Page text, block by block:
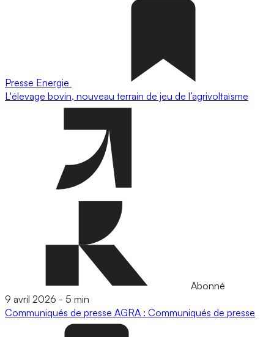
Presse Energie
L'élevage bovin, nouveau terrain de jeu de l’agrivoltaïsme
Abonné
9 avril 2026 - 5 min
Communiqués de presse AGRA : Communiqués de presse